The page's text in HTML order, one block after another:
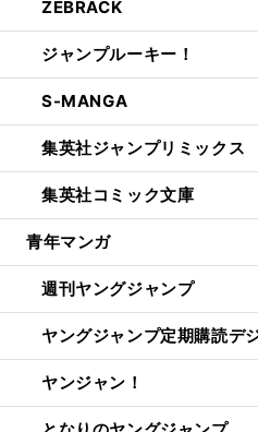
ZEBRACK
ジャンプルーキー！
S-MANGA
集英社ジャンプリミックス
集英社コミック文庫
青年マンガ
週刊ヤングジャンプ
ヤングジャンプ定期購読デ
ヤンジャン！